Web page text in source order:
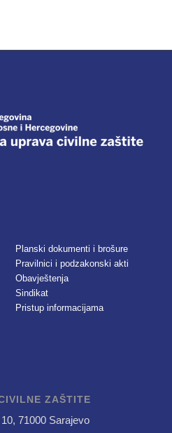
Planski dokumenti i brošure
Pravilnici i podzakonski akti
Obavještenja
Sindikat
Pristup informacijama
ZAŠTITE
71000 Sarajevo